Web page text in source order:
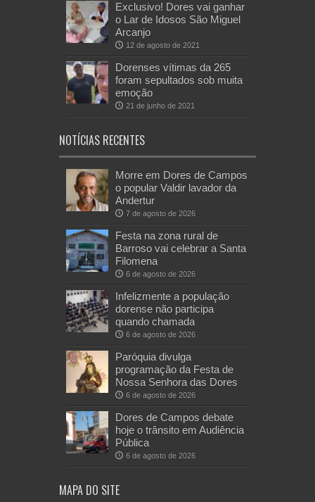
Exclusivo! Dores vai ganhar
o Lar de Idosos São Miguel
Arcanjo
12 de agosto de 2021
Dorenses vítimas da 265
foram sepultados sob muita
emoção
21 de junho de 2021
NOTÍCIAS RECENTES
Morre em Dores de Campos
o popular Valdir lavador da
Andertur
7 de agosto de 2026
Festa na zona rural de
Barroso vai celebrar a Santa
Filomena
6 de agosto de 2026
Infelizmente a população
dorense não participa
quando chamada
6 de agosto de 2026
Paróquia divulga
programação da Festa de
Nossa Senhora das Dores
6 de agosto de 2026
Dores de Campos debate
hoje o trânsito em Audiência
Pública
6 de agosto de 2026
MAPA DO SITE